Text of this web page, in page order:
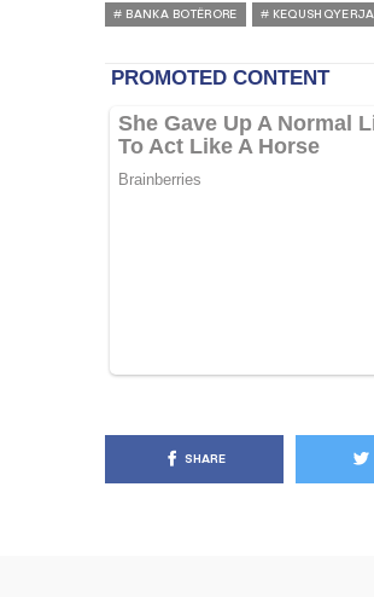
BANKA BOTËRORE KEQUSHQYERJA
SHARE